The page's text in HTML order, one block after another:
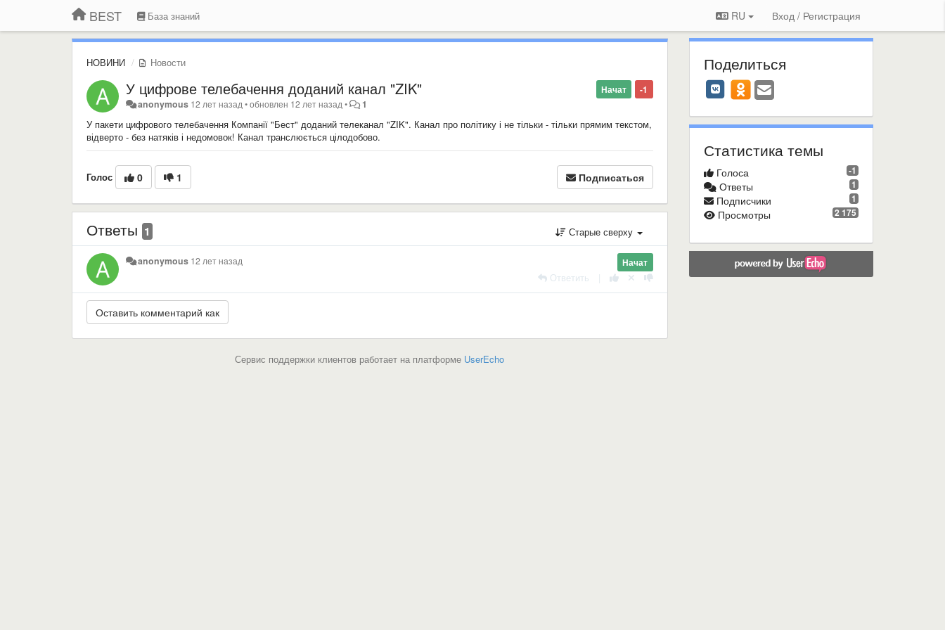
BEST База знаний RU Вход / Регистрация
НОВИНИ Новости
-1
Начат
У цифрове телебачення доданий канал "ZIK"
anonymous 12 лет назад•обновлен 12 лет назад• 1
У пакети цифрового телебачення Компанії "Бест" доданий телеканал "ZIK". Канал про політику і не тільки - тільки прямим текстом,
відверто - без натяків і недомовок! Канал транслюється цілодобово.
Голос 0 1 Подписаться
Ответы 1 Старые сверху
Начат
anonymous 12 лет назад
Ответить
Сервис поддержки клиентов работает на платформе UserEcho
Поделиться
Статистика темы
-1
Голоса
1
Ответы
1
Подписчики
2 175
Просмотры